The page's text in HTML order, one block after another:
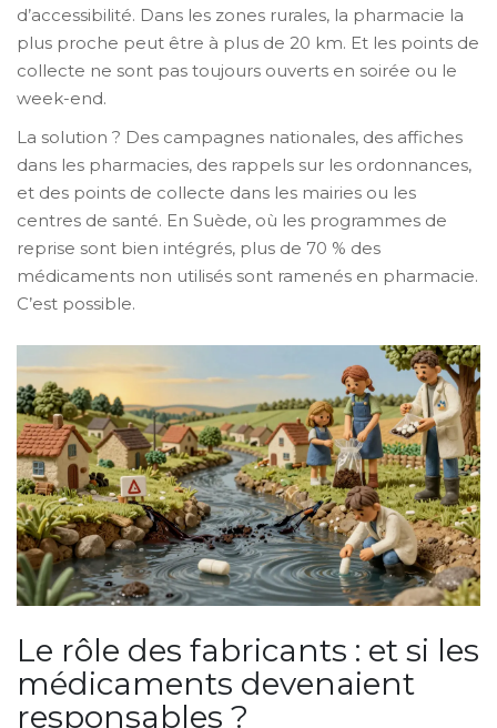
d’accessibilité. Dans les zones rurales, la pharmacie la
plus proche peut être à plus de 20 km. Et les points de
collecte ne sont pas toujours ouverts en soirée ou le
week-end.
La solution ? Des campagnes nationales, des affiches
dans les pharmacies, des rappels sur les ordonnances,
et des points de collecte dans les mairies ou les
centres de santé. En Suède, où les programmes de
reprise sont bien intégrés, plus de 70 % des
médicaments non utilisés sont ramenés en pharmacie.
C’est possible.
Le rôle des fabricants : et si les
médicaments devenaient
responsables ?